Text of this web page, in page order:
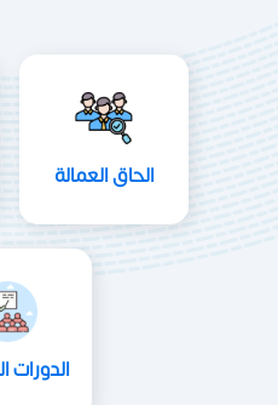
الحاق العمالة
الدورات